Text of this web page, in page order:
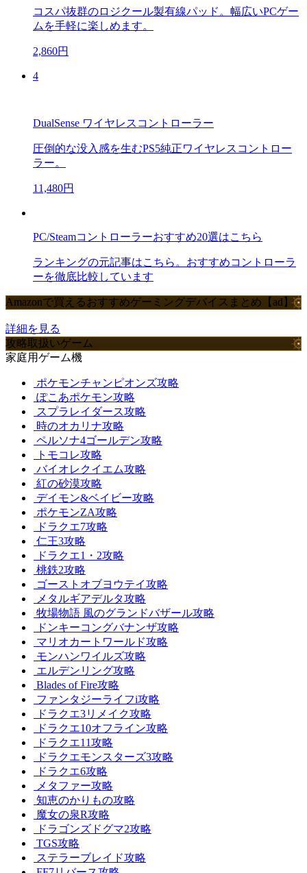
コスパ抜群のロジクール製有線パッド。幅広いPCゲー
ムを手軽に楽しめます。
2,860円
4
DualSense ワイヤレスコントローラー
圧倒的な没入感を生むPS5純正ワイヤレスコントロー
ラー。
11,480円
PC/Steamコントローラーおすすめ20選はこちら
ランキングの元記事はこちら。おすすめコントローラ
ーを徹底比較しています
Amazonで買えるおすすめゲーミングデバイスまとめ【ad】
詳細を見る
攻略取扱いゲーム
家庭用ゲーム機
ポケモンチャンピオンズ攻略
ぽこあポケモン攻略
スプラレイダース攻略
時のオカリナ攻略
ペルソナ4ゴールデン攻略
トモコレ攻略
バイオレクイエム攻略
紅の砂漠攻略
デイモン&ベイビー攻略
ポケモンZA攻略
ドラクエ7攻略
仁王3攻略
ドラクエ1・2攻略
桃鉄2攻略
ゴーストオブヨウテイ攻略
メタルギアデルタ攻略
牧場物語 風のグランドバザール攻略
ドンキーコングバナンザ攻略
マリオカートワールド攻略
モンハンワイルズ攻略
エルデンリング攻略
Blades of Fire攻略
ファンタジーライフi攻略
ドラクエ3リメイク攻略
ドラクエ10オフライン攻略
ドラクエ11攻略
ドラクエモンスターズ3攻略
ドラクエ6攻略
メタファー攻略
知恵のかりもの攻略
魔女の泉R攻略
ドラゴンズドグマ2攻略
TGS攻略
ステラーブレイド攻略